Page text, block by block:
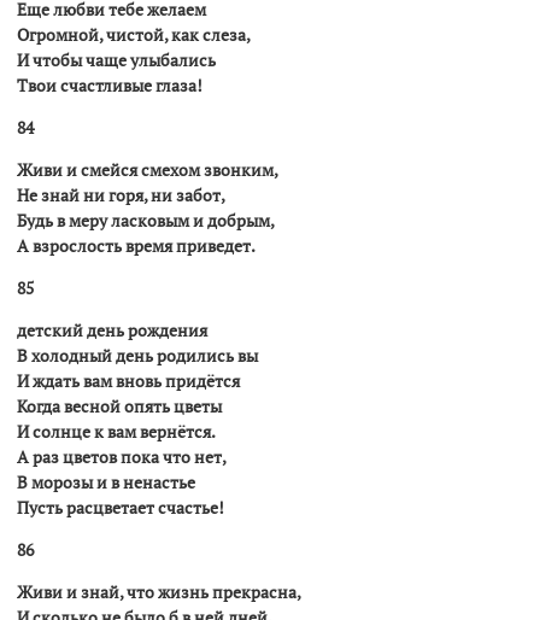
Еще любви тебе желаем
Огромной, чистой, как слеза,
И чтобы чаще улыбались
Твои счастливые глаза!
84
Живи и смейся смехом звонким,
Не знай ни горя, ни забот,
Будь в меру ласковым и добрым,
А взрослость время приведет.
85
детский день рождения
В холодный день родились вы
И ждать вам вновь придётся
Когда весной опять цветы
И солнце к вам вернётся.
А раз цветов пока что нет,
В морозы и в ненастье
Пусть расцветает счастье!
86
Живи и знай, что жизнь прекрасна,